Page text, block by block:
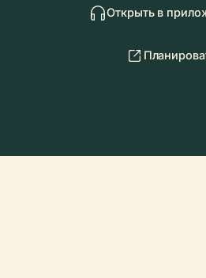
Открыть в